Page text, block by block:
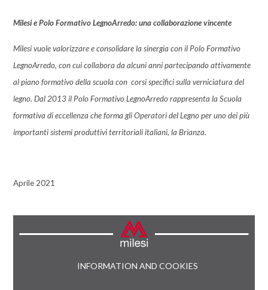
Milesi e Polo Formativo LegnoArredo: una collaborazione vincente
Milesivuole valorizzare e consolidare la sinergia con ilPolo Formativo
LegnoArredo, con cui collabora da alcuni anni partecipando attivamente
al piano formativo della scuola con corsi specifici sulla verniciatura del
legno. Dal 2013 il Polo Formativo LegnoArredo rappresenta la Scuola
formativa di eccellenza che forma gli Operatori del Legno per uno dei più
importanti sistemi produttivi territoriali italiani, la Brianza.
Aprile 2021
INFORMATION AND COOKIES